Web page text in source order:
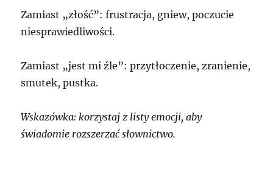
Zamiast „złość”: frustracja, gniew, poczucie
niesprawiedliwości.
Zamiast „jest mi źle”: przytłoczenie, zranienie,
smutek, pustka.
Wskazówka: korzystaj z listy emocji, aby
świadomie rozszerzać słownictwo.